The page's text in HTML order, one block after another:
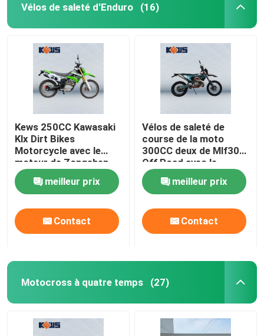
Vélos de saleté d'Enduro (16)
Kews 250CC Kawasaki
Klx Dirt Bikes
Motorcycle avec le
moteur de Zongshen
CB250
meilleur prix
Contact
Vélos de saleté de
course de la moto
300CC deux de Mlf300
Off Road avec le
système électrique de
début meilleur prix
Contact
Motocross à quatre temps (27)